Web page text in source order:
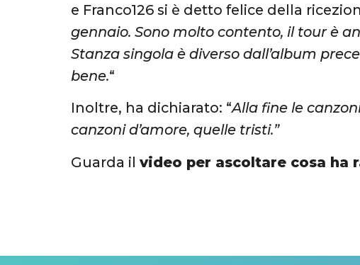
e Franco126 si è detto felice della
gennaio. Sono molto contento, il tour è
Stanza singola è diverso dall’album
bene.“
Inoltre, ha dichiarato: “Alla fine le
canzoni d’amore, quelle tristi.”
Guarda ilvideo per ascoltare cosa ha